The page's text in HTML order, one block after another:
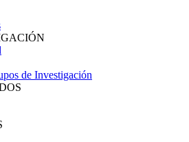
de Investigación